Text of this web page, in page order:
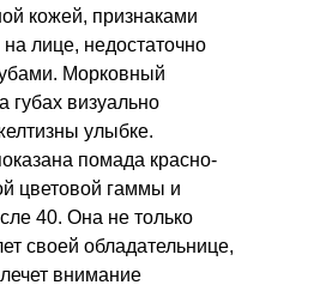
кожей, признаками
лице, недостаточно
Морковный
губах визуально
улыбке.
помада красно-
цветовой гаммы и
40. Она не только
своей обладательнице,
внимание